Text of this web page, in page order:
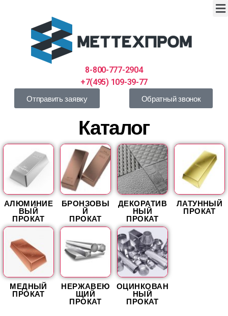
8-800-777-2904
+7(495) 109-39-77
Отправить заявку Обратный звонок
Каталог
АЛЮМИНИЕ
ВЫЙ
ПРОКАТ
БРОНЗОВЫ
Й
ПРОКАТ
ДЕКОРАТИВ
НЫЙ
ПРОКАТ
ЛАТУННЫЙ
ПРОКАТ
МЕДНЫЙ
ПРОКАТ
НЕРЖАВЕЮ
ЩИЙ
ПРОКАТ
ОЦИНКОВАН
НЫЙ
ПРОКАТ